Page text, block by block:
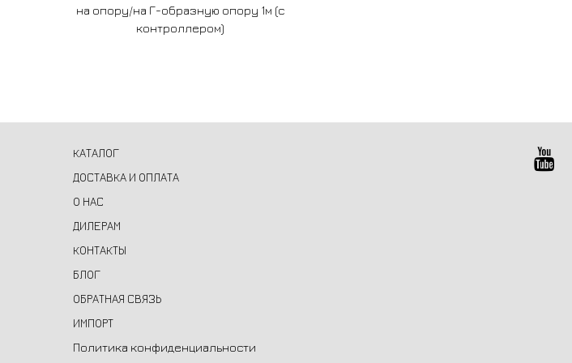
на опору/на Г-образную опору 1м (с
контроллером)
КАТАЛОГ
ДОСТАВКА И ОПЛАТА
О НАС
ДИЛЕРАМ
КОНТАКТЫ
БЛОГ
ОБРАТНАЯ СВЯЗЬ
ИМПОРТ
Политика конфиденциальности